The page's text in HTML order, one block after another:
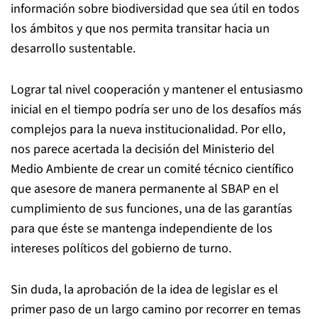
información sobre biodiversidad que sea útil en todos
los ámbitos y que nos permita transitar hacia un
desarrollo sustentable.
Lograr tal nivel cooperación y mantener el entusiasmo
inicial en el tiempo podría ser uno de los desafíos más
complejos para la nueva institucionalidad. Por ello,
nos parece acertada la decisión del Ministerio del
Medio Ambiente de crear un comité técnico científico
que asesore de manera permanente al SBAP en el
cumplimiento de sus funciones, una de las garantías
para que éste se mantenga independiente de los
intereses políticos del gobierno de turno.
Sin duda, la aprobación de la idea de legislar es el
primer paso de un largo camino por recorrer en temas